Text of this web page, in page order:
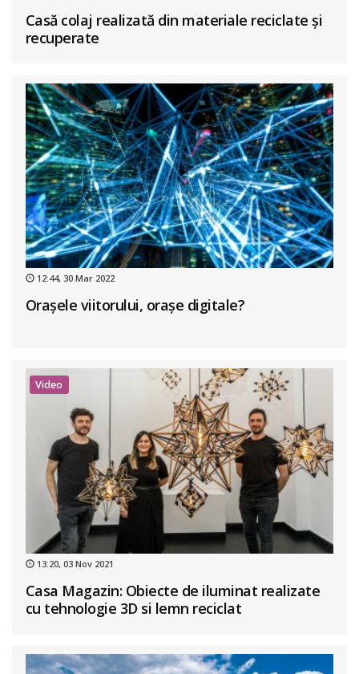
Casă colaj realizată din materiale reciclate și
recuperate
12:44, 30 Mar 2022
Orașele viitorului, orașe digitale?
Video
13:20, 03 Nov 2021
Casa Magazin: Obiecte de iluminat realizate
cu tehnologie 3D si lemn reciclat